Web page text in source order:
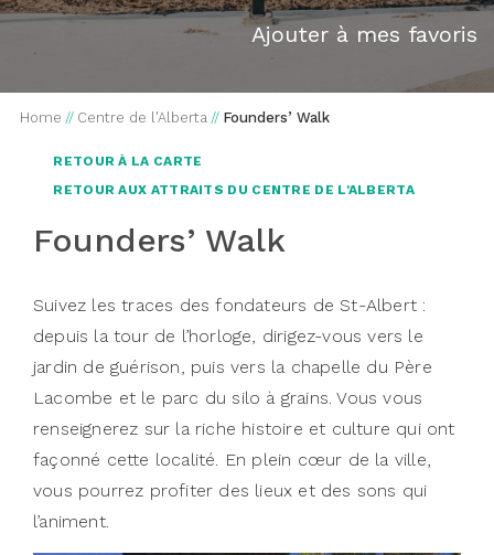
Ajouter à mes favoris
Home // Centre de l'Alberta // Founders’ Walk
RETOUR À LA CARTE
RETOUR AUX ATTRAITS DU CENTRE DE L'ALBERTA
Founders’ Walk
Suivez les traces des fondateurs de St-Albert :
depuis la tour de l’horloge, dirigez-vous vers le
jardin de guérison, puis vers la chapelle du Père
Lacombe et le parc du silo à grains. Vous vous
renseignerez sur la riche histoire et culture qui ont
façonné cette localité. En plein cœur de la ville,
vous pourrez profiter des lieux et des sons qui
l’animent.